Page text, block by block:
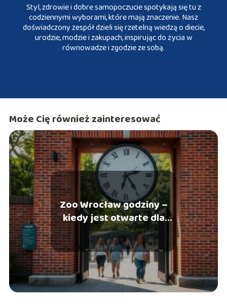
Styl, zdrowie i dobre samopoczucie spotykają się tu z
codziennymi wyborami, które mają znaczenie. Nasz
doświadczony zespół dzieli się rzetelną wiedzą o diecie,
urodzie, modzie i zakupach, inspirując do życia w
równowadze i zgodzie ze sobą.
Może Cię również zainteresować
Zoo Wrocław godziny –
kiedy jest otwarte dla
zwiedzających?